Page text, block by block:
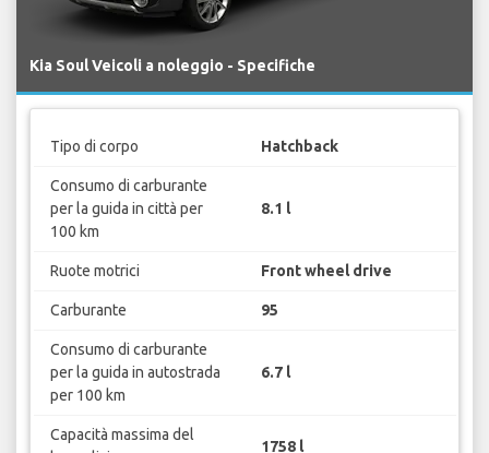
Kia Soul Veicoli a noleggio - Specifiche
Tipo di corpo Hatchback
Consumo di carburante
per la guida in città per
100 km
8.1 l
Ruote motrici Front wheel drive
Carburante 95
Consumo di carburante
per la guida in autostrada
per 100 km
6.7 l
Capacità massima del
1758 l